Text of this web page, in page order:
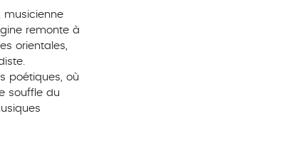
musicienne
remonte à
orientales,
poétiques, où
souffle du